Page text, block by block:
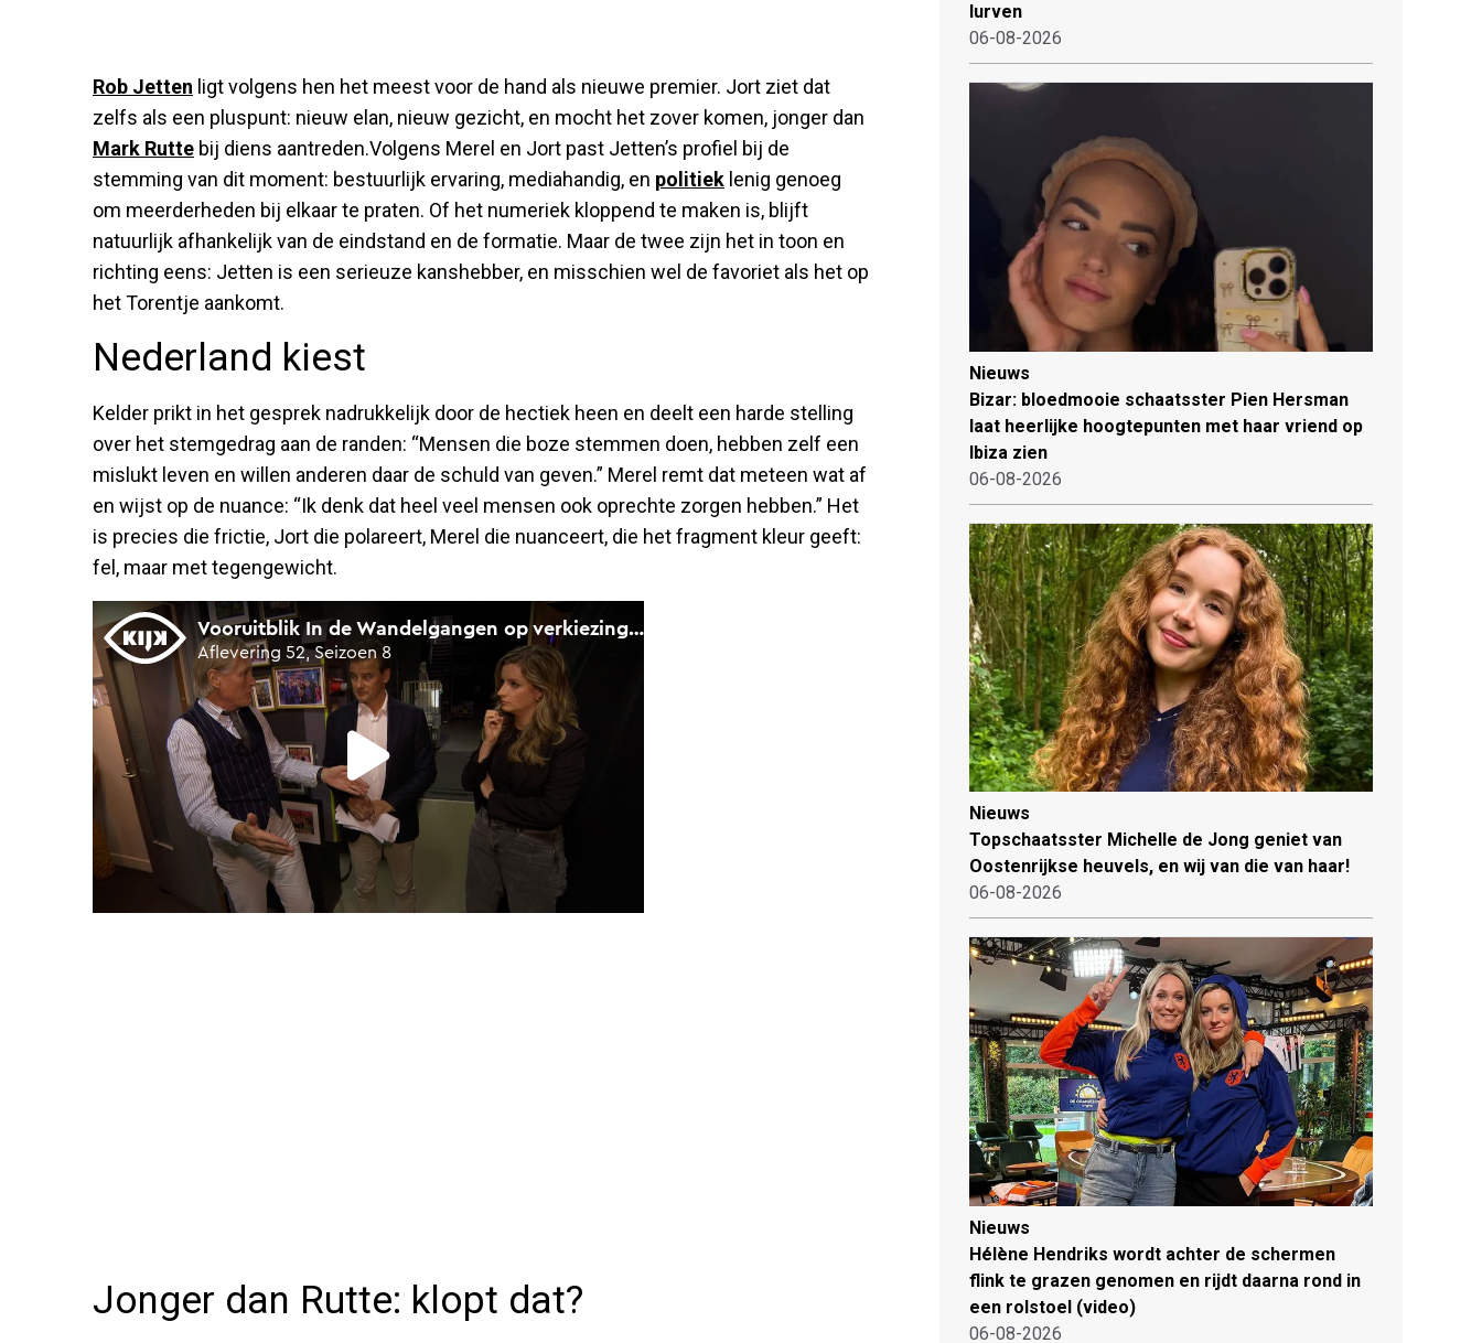
Rob Jetten ligt volgens hen het meest voor de hand als nieuwe premier. Jort ziet dat
zelfs als een pluspunt: nieuw elan, nieuw gezicht, en mocht het zover komen, jonger dan
Mark Rutte bij diens aantreden.Volgens Merel en Jort past Jetten’s profiel bij de
stemming van dit moment: bestuurlijk ervaring, mediahandig, en politiek lenig genoeg
om meerderheden bij elkaar te praten. Of het numeriek kloppend te maken is, blijft
natuurlijk afhankelijk van de eindstand en de formatie. Maar de twee zijn het in toon en
richting eens: Jetten is een serieuze kanshebber, en misschien wel de favoriet als het op
het Torentje aankomt.
Nederland kiest
Kelder prikt in het gesprek nadrukkelijk door de hectiek heen en deelt een harde stelling
over het stemgedrag aan de randen: “Mensen die boze stemmen doen, hebben zelf een
mislukt leven en willen anderen daar de schuld van geven.” Merel remt dat meteen wat af
en wijst op de nuance: “Ik denk dat heel veel mensen ook oprechte zorgen hebben.” Het
is precies die frictie, Jort die polareert, Merel die nuanceert, die het fragment kleur geeft:
fel, maar met tegengewicht.
Jonger dan Rutte: klopt dat?
lurven
06-08-2026
Nieuws
Bizar: bloedmooie schaatsster Pien Hersman
laat heerlijke hoogtepunten met haar vriend op
Ibiza zien
06-08-2026
Nieuws
Topschaatsster Michelle de Jong geniet van
Oostenrijkse heuvels, en wij van die van haar!
06-08-2026
Nieuws
Hélène Hendriks wordt achter de schermen
flink te grazen genomen en rijdt daarna rond in
een rolstoel (video)
06-08-2026